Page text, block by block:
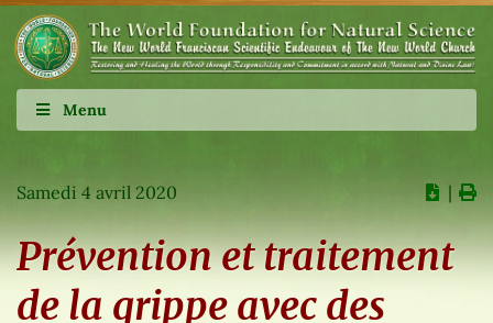
Menu
Samedi 4 avril 2020 ∣
Prévention et traitement
de la grippe avec des